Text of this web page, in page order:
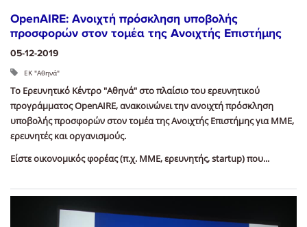
OpenAIRE: Aνοιχτή πρόσκληση υποβολής
προσφορών στον τομέα της Ανοιχτής Επιστήμης
05-12-2019
ΕΚ "Αθηνά"
Το Ερευνητικό Κέντρο "Αθηνά" στο πλαίσιο του ερευνητικού
προγράμματος OpenAIRE, ανακοινώνει την ανοιχτή πρόσκληση
υποβολής προσφορών στον τομέα της Ανοιχτής Επιστήμης για ΜΜΕ,
ερευνητές και οργανισμούς.
Είστε οικονομικός φορέας (π.χ. ΜΜΕ, ερευνητής, startup) που...